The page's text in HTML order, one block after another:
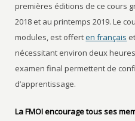
premières éditions de ce cours
2018 et au printemps 2019. Le
modules, est offerten français
nécessitant environ deux
examen final permettent de
d’apprentissage.
La FMOI encourage tous ses